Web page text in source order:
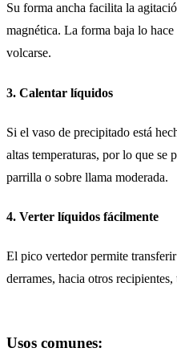
Su forma ancha facilita la
magnética. La forma baja lo hace
volcarse.
3. Calentar líquidos
Si el vaso de precipitado está
altas temperaturas, por lo que se
parrilla o sobre llama moderada.
4. Verter líquidos fácilmente
El pico vertedor permite
derrames, hacia otros
Usos comunes: